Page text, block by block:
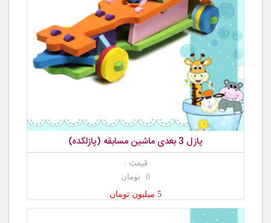
پازل 3 بعدی ماشین مسابقه (پازلکده)
قیمت :
0 تومان
5 میلیون تومان